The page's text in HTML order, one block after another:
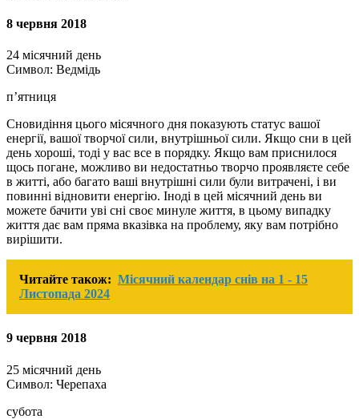
8 червня 2018
24 місячний день
Символ: Ведмідь
п’ятниця
Сновидіння цього місячного дня показують статус вашої
енергії, вашої творчої сили, внутрішньої сили. Якщо сни в цей
день хороші, тоді у вас все в порядку. Якщо вам приснилося
щось погане, можливо ви недостатньо творчо проявляєте себе
в житті, або багато ваші внутрішні сили були витрачені, і ви
повинні відновити енергію. Іноді в цей місячний день ви
можете бачити уві сні своє минуле життя, в цьому випадку
життя дає вам пряма вказівка ​​на проблему, яку вам потрібно
вирішити.
Читайте також: Місячний календар снів на 1 - 15
Листопада 2024
9 червня 2018
25 місячний день
Символ: Черепаха
субота